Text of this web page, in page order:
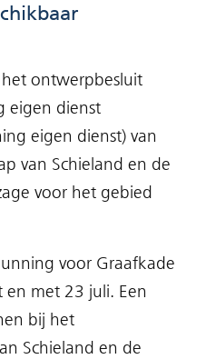
ontwerpbesluit
eigen dienst
eigen dienst) van
van Schieland en de
voor het gebied
voor Graafkade
met 23 juli. Een
bij het
Schieland en de